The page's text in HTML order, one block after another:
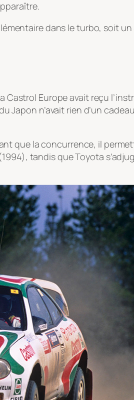
dans le turbo, soit
Europe avait reçu
n’avait rien d’un
que la concurrence, il
tandis que Toyota